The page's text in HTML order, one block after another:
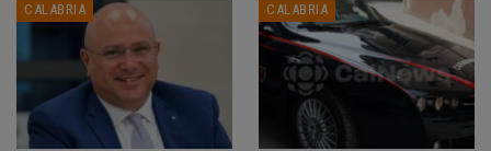
CALABRIA CALABRIA